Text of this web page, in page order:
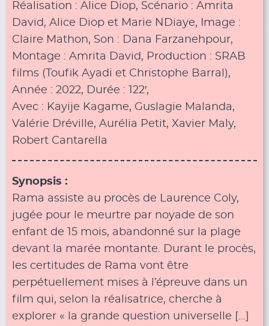
Réalisation : Alice Diop, Scénario : Amrita
David, Alice Diop et Marie NDiaye, Image :
Claire Mathon, Son : Dana Farzanehpour,
Montage : Amrita David, Production : SRAB
films (Toufik Ayadi et Christophe Barral),
Année : 2022, Durée : 122′,
Avec : Kayije Kagame, Guslagie Malanda,
Valérie Dréville, Aurélia Petit, Xavier Maly,
Robert Cantarella
Synopsis :
Rama assiste au procès de Laurence Coly,
jugée pour le meurtre par noyade de son
enfant de 15 mois, abandonné sur la plage
devant la marée montante. Durant le procès,
les certitudes de Rama vont être
perpétuellement mises à l’épreuve dans un
film qui, selon la réalisatrice, cherche à
explorer « la grande question universelle […]